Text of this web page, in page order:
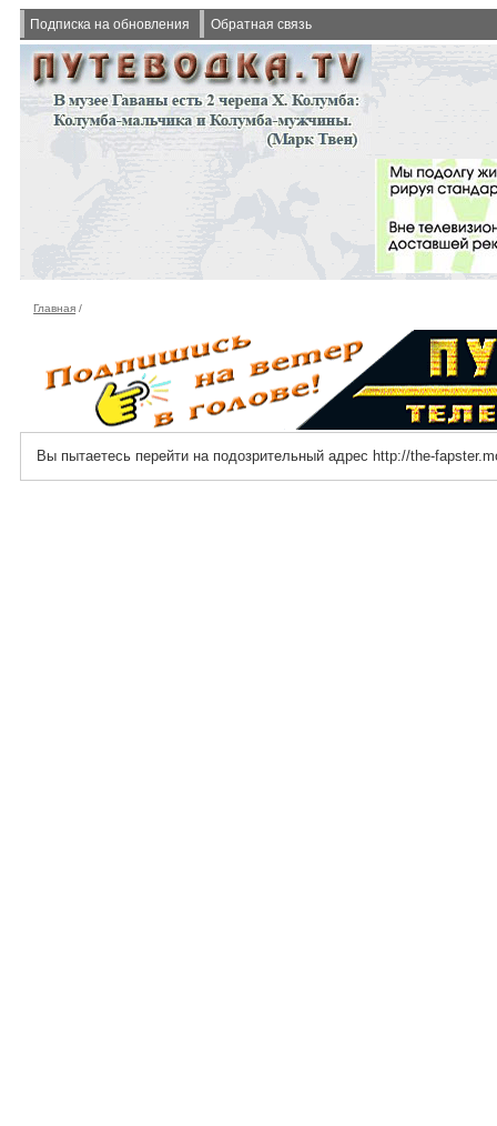
Подписка на обновления Обратная связь
Главная /
Вы пытаетесь перейти на подозрительный адрес http://the-